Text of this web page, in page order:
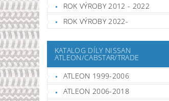
ROK VÝROBY 2012 - 2022
ROK VÝROBY 2022-
KATALOG DÍLY NISSAN
ATLEON/CABSTAR/TRADE
ATLEON 1999-2006
ATLEON 2006-2018